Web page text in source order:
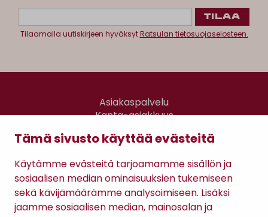
Tämä sivusto käyttää evästeitä
Käytämme evästeitä tarjoamamme sisällön ja
sosiaalisen median ominaisuuksien tukemiseen
sekä kävijämäärämme analysoimiseen. Lisäksi
jaamme sosiaalisen median, mainosalan ja
Tilaamalla uutiskirjeen hyväksytRatsulan tietosuojaselosteen.
Asiakaspalvelu
Kanta-asiakkuus
Gomee Ratsula Café
Sopimusehdot
Tietosuojaseloste
Maksutavat